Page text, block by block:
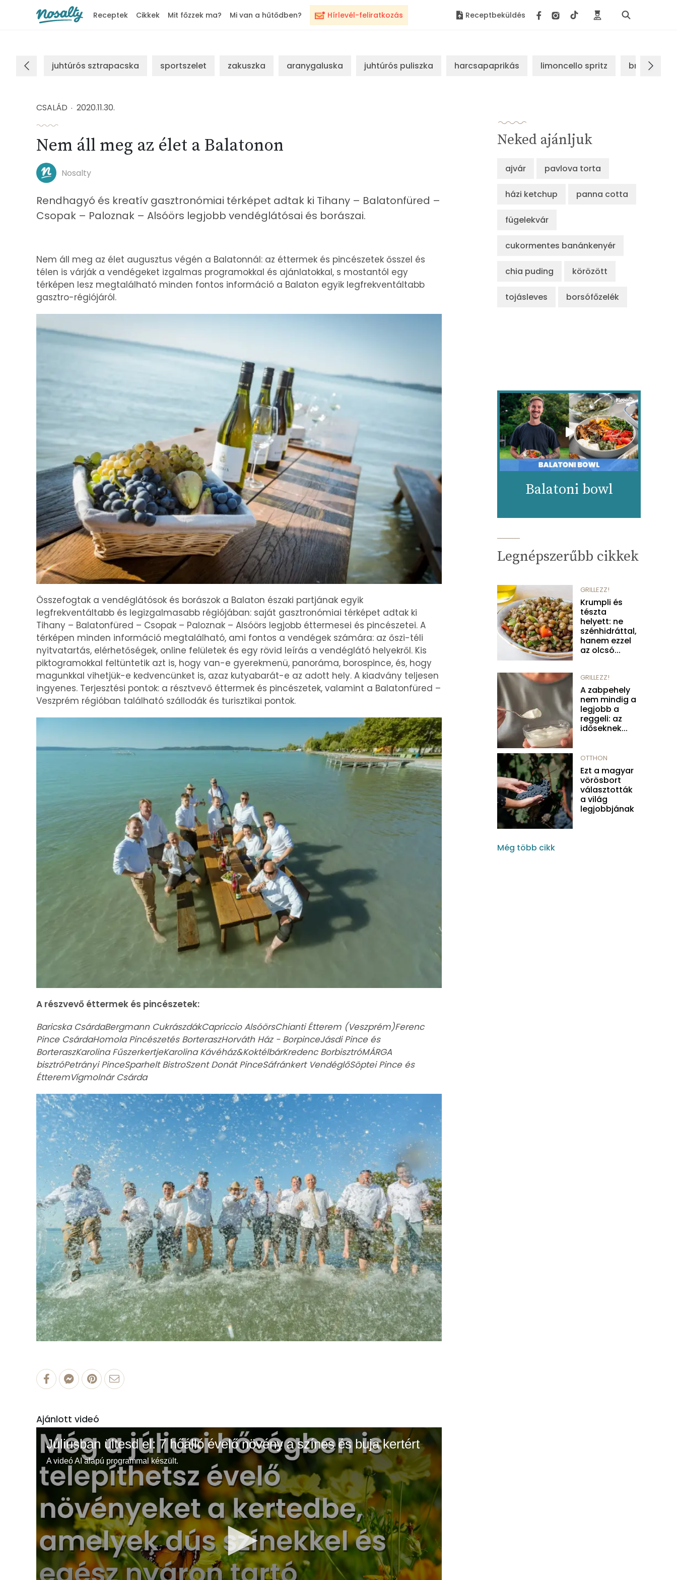
Hírlevél-feliratkozás
Receptek Cikkek Mit főzzek ma? Mi van a hűtődben? Receptbeküldés
juhtúrós sztrapacska sportszelet zakuszka aranygaluska juhtúrós puliszka harcsapaprikás limoncello spritz brassói
CSALÁD 2020.11.30.
Nem áll meg az élet a Balatonon
Nosalty
Rendhagyó és kreatív gasztronómiai térképet adtak ki Tihany – Balatonfüred –
Csopak – Paloznak – Alsóörs legjobb vendéglátósai és borászai.
Nem áll meg az élet augusztus végén a Balatonnál: az éttermek és pincészetek ősszel és
télen is várják a vendégeket izgalmas programokkal és ajánlatokkal, s mostantól egy
térképen lesz megtalálható minden fontos információ a Balaton egyik legfrekventáltabb
gasztro-régiójáról.
Összefogtak a vendéglátósok és borászok a Balaton északi partjának egyik
legfrekventáltabb és legizgalmasabb régiójában: saját gasztronómiai térképet adtak ki
Tihany – Balatonfüred – Csopak – Paloznak – Alsóörs legjobb éttermesei és pincészetei. A
térképen minden információ megtalálható, ami fontos a vendégek számára: az őszi-téli
nyitvatartás, elérhetőségek, online felületek és egy rövid leírás a vendéglátó helyekről. Kis
piktogramokkal feltüntetik azt is, hogy van-e gyerekmenü, panoráma, borospince, és, hogy
magunkkal vihetjük-e kedvencünket is, azaz kutyabarát-e az adott hely. A kiadvány teljesen
ingyenes. Terjesztési pontok: a résztvevő éttermek és pincészetek, valamint a Balatonfüred –
Veszprém régióban található szállodák és turisztikai pontok.
A részvevő éttermek és pincészetek:
Baricska CsárdaBergmann CukrászdákCapriccio AlsóörsChianti Étterem (Veszprém)Ferenc
Pince CsárdaHomola Pincészetés BorteraszHorváth Ház - BorpinceJásdi Pince és
BorteraszKarolina FűszerkertjeKarolina Kávéház&KoktélbárKredenc BorbisztróMÁRGA
bisztróPetrányi PinceSparhelt BistroSzent Donát PinceSáfránkert VendéglőSöptei Pince és
ÉtteremVígmolnár Csárda
Ajánlott videó
Júliusban ültesd el: 7 hőálló évelő növény a színes és buja kertért
A videó AI alapú programmal készült.
Neked ajánljuk
ajvár pavlova torta
házi ketchup panna cotta
fügelekvár
cukormentes banánkenyér
chia puding körözött
tojásleves borsófőzelék
Balatoni bowl
Legnépszerűbb cikkek
GRILLEZZ!
Krumpli és
tészta
helyett: ne
szénhidráttal,
hanem ezzel
az olcsó...
GRILLEZZ!
A zabpehely
nem mindig a
legjobb a
reggeli: az
időseknek...
OTTHON
Ezt a magyar
vörösbort
választották
a világ
legjobbjának
Még több cikk